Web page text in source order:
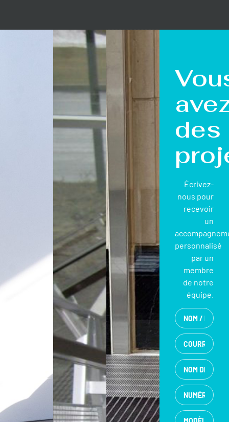
des
Écrivez-
nous pour
recevoir
un
personnalisé
par un
membre
de notre
équipe.